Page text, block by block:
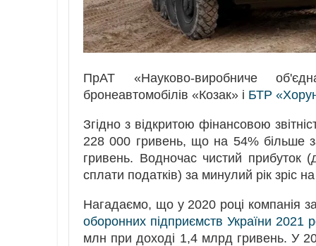
ПрАТ «Науково-виробниче
бронеавтомобілів «Козак» і БТР
Згідно з відкритою фінансовою
228 000 гривень, що на 54% більше
гривень. Водночас чистий прибуток
сплати податків) за минулий рік зріс
Нагадаємо, що у 2020 році компанія
оборонних підприємств України 2021
млн при доході 1,4 млрд гривень. У